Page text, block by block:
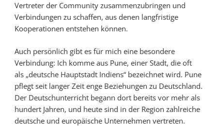
Vertreter der Community zusammenzubringen und
Verbindungen zu schaffen, aus denen langfristige
Kooperationen entstehen können.
Auch persönlich gibt es für mich eine besondere
Verbindung: Ich komme aus Pune, einer Stadt, die oft
als „deutsche Hauptstadt Indiens“ bezeichnet wird. Pune
pflegt seit langer Zeit enge Beziehungen zu Deutschland.
Der Deutschunterricht begann dort bereits vor mehr als
hundert Jahren, und heute sind in der Region zahlreiche
deutsche und europäische Unternehmen vertreten.